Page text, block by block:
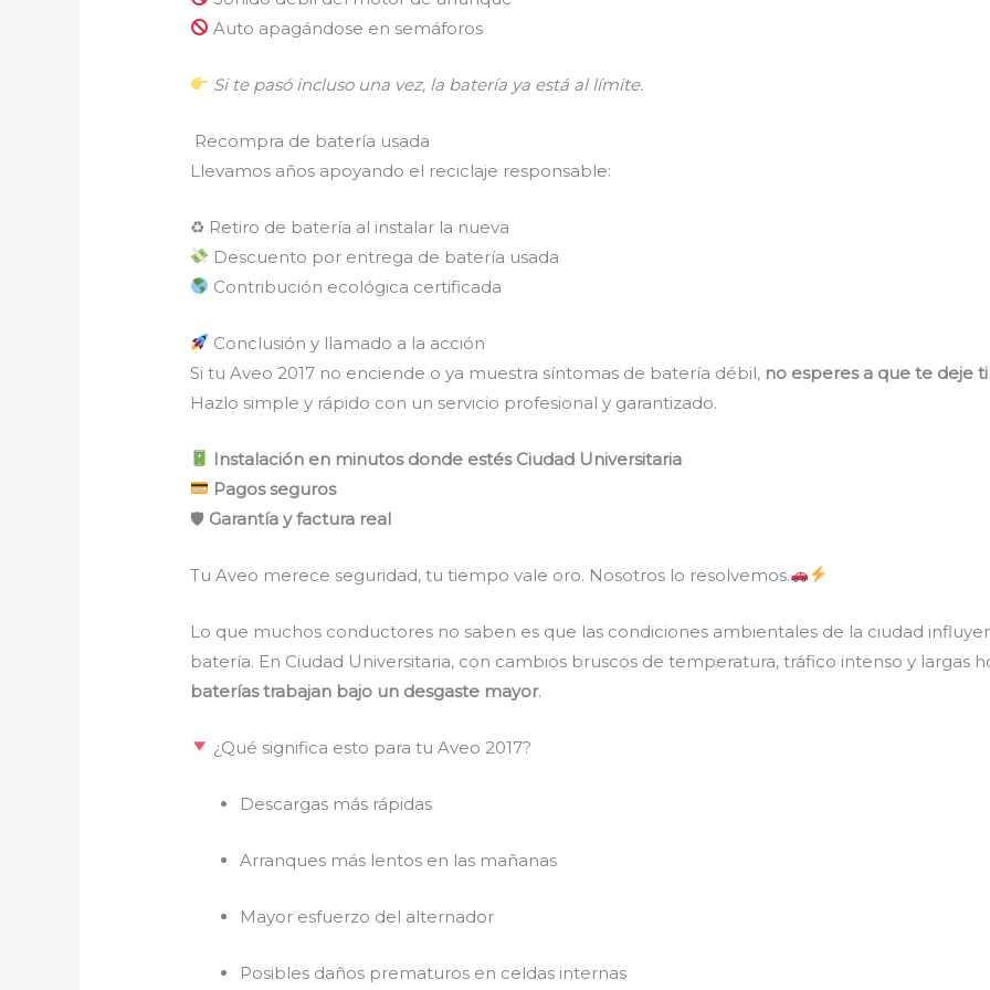
Auto apagándose en semáforos
Si te pasó incluso una vez, la batería ya está al límite.
Recompra de batería usada
Llevamos años apoyando el reciclaje responsable:
♻ Retiro de batería al instalar la nueva
Descuento por entrega de batería usada
Contribución ecológica certificada
Conclusión y llamado a la acción
Si tu Aveo 2017 no enciende o ya muestra síntomas de batería débil, no esperes a que te deje
Hazlo simple y rápido con un servicio profesional y garantizado.
Instalación en minutos donde estés Ciudad Universitaria
Pagos seguros
🛡 Garantía y factura real
Tu Aveo merece seguridad, tu tiempo vale oro. Nosotros lo resolvemos.
Lo que muchos conductores no saben es que las condiciones ambientales de la ciudad
batería. En Ciudad Universitaria, con cambios bruscos de temperatura, tráfico intenso y largas
baterías trabajan bajo un desgaste mayor.
¿Qué significa esto para tu Aveo 2017?
Descargas más rápidas
Arranques más lentos en las mañanas
Mayor esfuerzo del alternador
Posibles daños prematuros en celdas internas